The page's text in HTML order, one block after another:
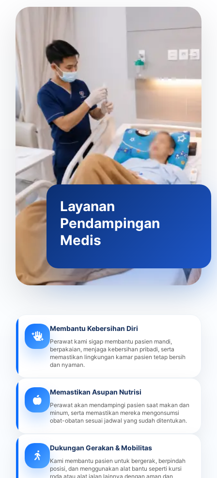
Layanan
Pendampingan
Medis
Membantu Kebersihan Diri
Perawat kami sigap membantu pasien mandi,
berpakaian, menjaga kebersihan pribadi, serta
memastikan lingkungan kamar pasien tetap bersih
dan nyaman.
Memastikan Asupan Nutrisi
Perawat akan mendampingi pasien saat makan dan
minum, serta memastikan mereka mengonsumsi
obat-obatan sesuai jadwal yang sudah ditentukan.
Dukungan Gerakan & Mobilitas
Kami membantu pasien untuk bergerak, berpindah
posisi, dan menggunakan alat bantu seperti kursi
roda atau alat jalan lainnya dengan aman dan